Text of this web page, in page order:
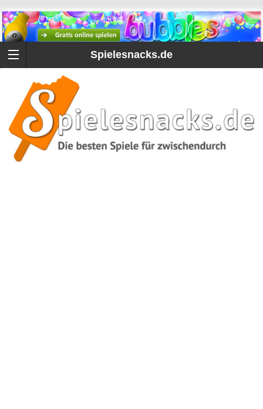
Spielesnacks.de